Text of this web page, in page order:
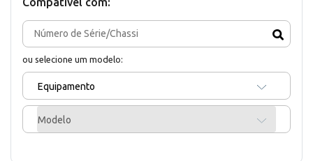
ou selecione um modelo:
Equipamento
Modelo